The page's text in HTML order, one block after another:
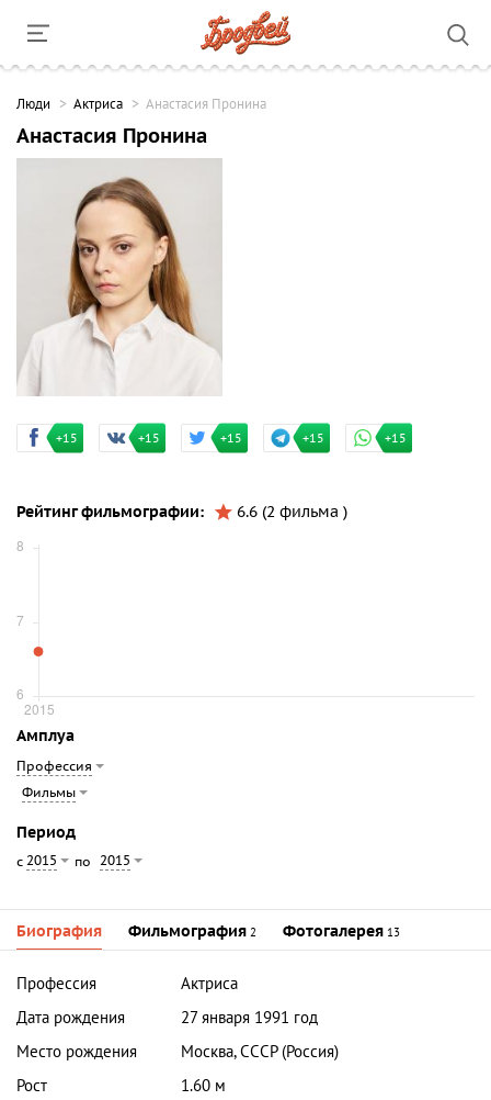
Люди Актриса Анастасия Пронина
Анастасия Пронина
+15 +15 +15 +15 +15
Рейтинг фильмографии: 6.6 (2 фильма )
Амплуа
Профессия
Фильмы
Период
с 2015 по 2015
Биография Фильмография 2 Фотогалерея 13
Профессия
Актриса
Дата рождения
27 января 1991 год
Место рождения
Москва, СССР (Россия)
Рост
1.60 м